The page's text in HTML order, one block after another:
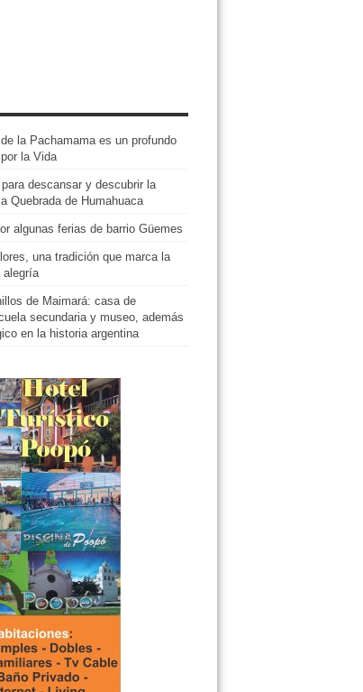
la Pachamama es un profundo
la Vida
descansar y descubrir la
Quebrada de Humahuaca
algunas ferias de barrio Güemes
una tradición que marca la
alegría
de Maimará: casa de
secundaria y museo, además
en la historia argentina